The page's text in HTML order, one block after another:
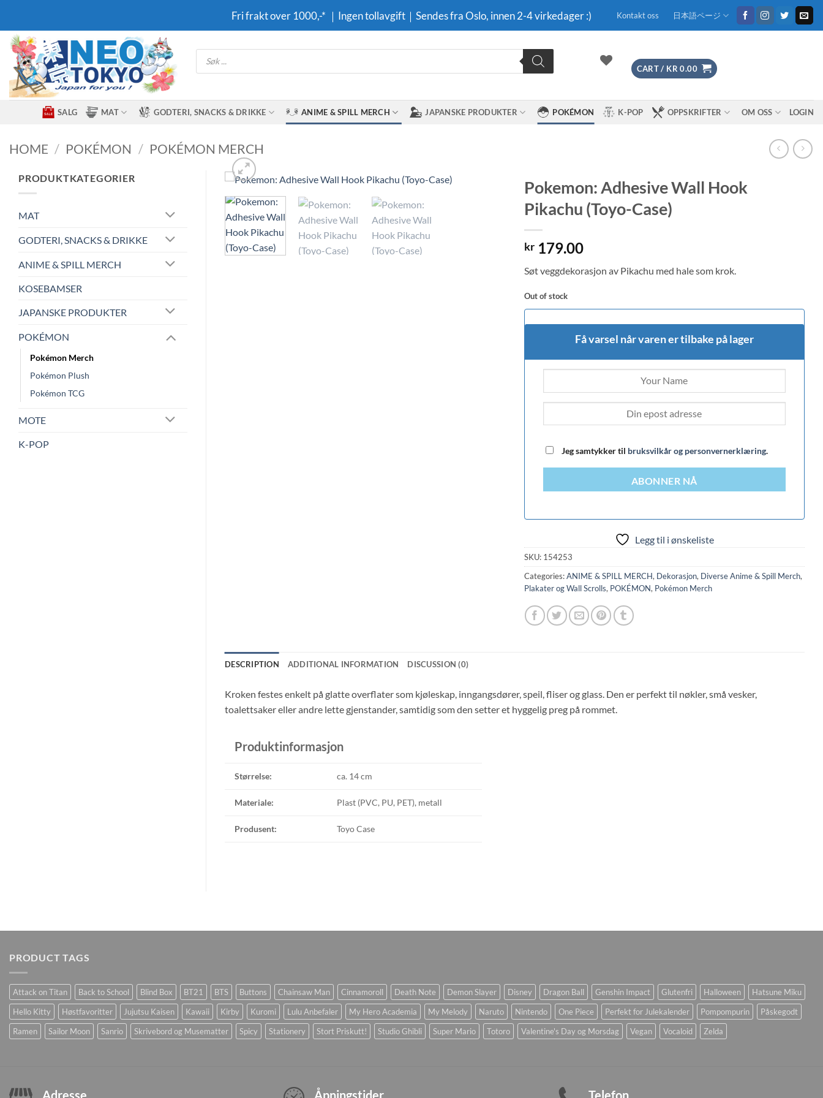
content
Fri frakt over 1000,-* ｜Ingen tollavgift｜Sendes fra Oslo, innen 2-4 virkedager :) Kontakt oss 日本語ページ
Products
search
CART / KR 0.00
SALG MAT GODTERI, SNACKS & DRIKKE ANIME & SPILL MERCH JAPANSKE PRODUKTER POKÉMON K-POP OPPSKRIFTER OM OSS LOGIN
HOME / POKÉMON / POKÉMON MERCH
PRODUKTKATEGORIER
MAT
GODTERI, SNACKS & DRIKKE
ANIME & SPILL MERCH
KOSEBAMSER
JAPANSKE PRODUKTER
POKÉMON
Pokémon Merch
Pokémon Plush
Pokémon TCG
MOTE
K-POP
Pokemon: Adhesive Wall Hook
Pikachu (Toyo-Case)
kr179.00
Søt veggdekorasjon av Pikachu med hale som krok.
Out of stock
Få varsel når varen er tilbake på lager
Jeg samtykker til bruksvilkår og personvernerklæring.
ABONNER NÅ
Legg til i ønskeliste
SKU: 154253
Categories:ANIME & SPILL MERCH, Dekorasjon, Diverse Anime & Spill Merch,
Plakater og Wall Scrolls, POKÉMON, Pokémon Merch
DESCRIPTION ADDITIONAL INFORMATION DISCUSSION (0)
Kroken festes enkelt på glatte overflater som kjøleskap, inngangsdører, speil, fliser og glass. Den er perfekt til nøkler, små vesker,
toalettsaker eller andre lette gjenstander, samtidig som den setter et hyggelig preg på rommet.
Produktinformasjon
Størrelse: ca. 14 cm
Materiale: Plast (PVC, PU, PET), metall
Produsent: Toyo Case
PRODUCT TAGS
Attack on Titan Back to School Blind Box BT21 BTS Buttons Chainsaw Man Cinnamoroll Death Note Demon Slayer Disney Dragon Ball Genshin Impact Glutenfri Halloween
Hatsune Miku
Hello Kitty
Høstfavoritter Jujutsu Kaisen Kawaii Kirby Kuromi Lulu Anbefaler My Hero Academia My Melody Naruto Nintendo One Piece Perfekt for Julekalender Pompompurin
Påskegodt
Ramen
Sailor Moon Sanrio Skrivebord og Musematter Spicy Stationery Stort Priskutt! Studio Ghibli Super Mario Totoro Valentine's Day og Morsdag Vegan Vocaloid Zelda
Adresse Åpningstider Telefon